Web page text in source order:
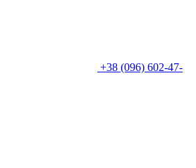
+38 (096) 602-47-